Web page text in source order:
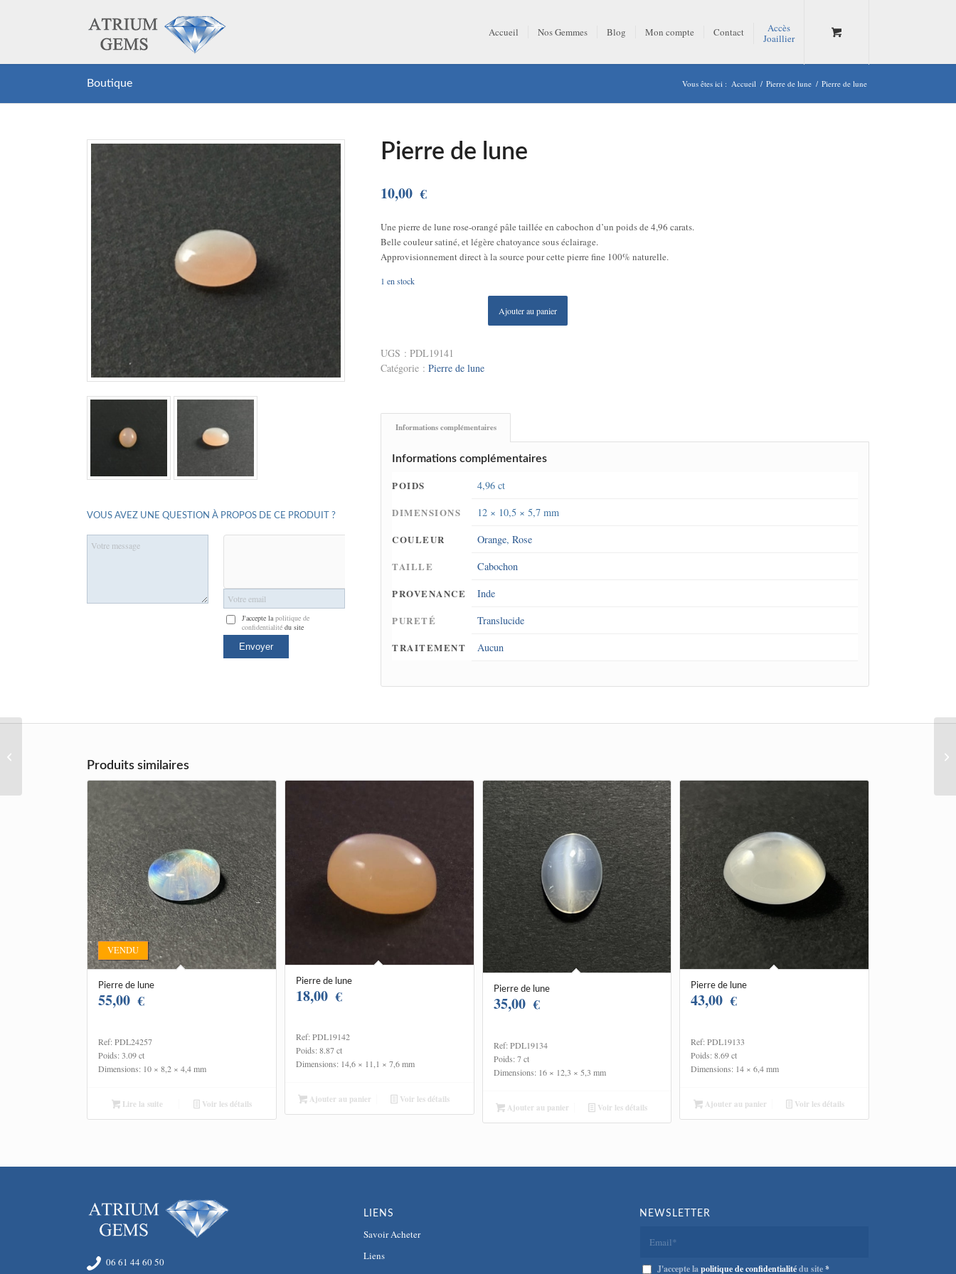
Accueil Nos Gemmes Blog Mon compte Contact
Accès
Joaillier
Boutique Vous êtes ici : Accueil / Pierre de lune / Pierre de lune
VOUS AVEZ UNE QUESTION À PROPOS DE CE PRODUIT ?
J'accepte lapolitique de
confidentialité du site
Pierre de lune
10,00 €
Une pierre de lune rose-orangé pâle taillée en cabochon d’un poids de 4,96 carats.
Belle couleur satiné, et légère chatoyance sous éclairage.
Approvisionnement direct à la source pour cette pierre fine 100% naturelle.
1 en stock
Ajouter au panier
UGS : PDL19141
Catégorie : Pierre de lune
Informations complémentaires
Informations complémentaires
POIDS
4,96 ct
DIMENSIONS
12 × 10,5 × 5,7 mm
COULEUR
Orange, Rose
TAILLE
Cabochon
PROVENANCE
Inde
PURETÉ
Translucide
TRAITEMENT
Aucun
Produits similaires
Pierre de lune
55,00 €
VENDU
Ref: PDL24257
Poids: 3.09 ct
Dimensions: 10 × 8,2 × 4,4 mm
Lire la suite Voir les détails
Pierre de lune
18,00 €
Ref: PDL19142
Poids: 8.87 ct
Dimensions: 14,6 × 11,1 × 7,6 mm
Ajouter au panier Voir les détails
Pierre de lune
35,00 €
Ref: PDL19134
Poids: 7 ct
Dimensions: 16 × 12,3 × 5,3 mm
Ajouter au panier Voir les détails
Pierre de lune
43,00 €
Ref: PDL19133
Poids: 8.69 ct
Dimensions: 14 × 6,4 mm
Ajouter au panier Voir les détails
06 61 44 60 50
LIENS
Savoir Acheter
Liens
NEWSLETTER
J'accepte lapolitique de confidentialitédu site*